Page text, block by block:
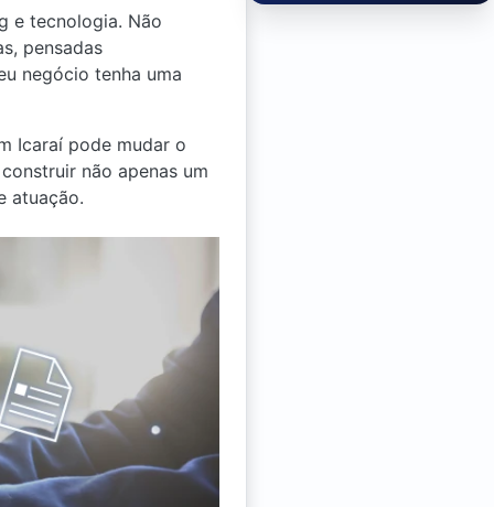
e tecnologia. Não
pensadas
negócio tenha uma
Icaraí pode mudar o
não apenas um
atuação.